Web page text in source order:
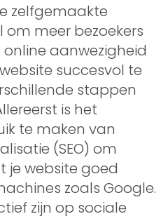
zelfgemaakte
om meer bezoekers
aanwezigheid
succesvol te
stappen
is het
te maken van
(SEO) om
je website goed
zoals Google.
zijn op sociale